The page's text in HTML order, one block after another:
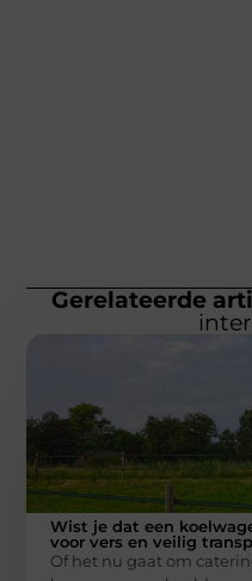
Gerelateerde
Wist je dat een
voor vers en veilig
Of het nu gaat om